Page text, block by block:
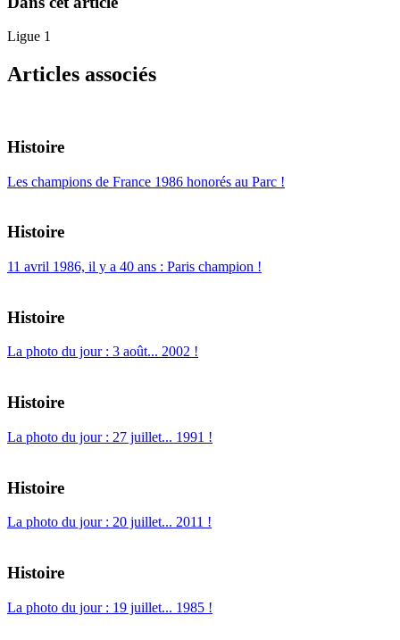
Ligue 1
Articles associés
Histoire
Les champions de France 1986 honorés au Parc !
Histoire
11 avril 1986, il y a 40 ans : Paris champion !
Histoire
La photo du jour : 3 août... 2002 !
Histoire
La photo du jour : 27 juillet... 1991 !
Histoire
La photo du jour : 20 juillet... 2011 !
Histoire
La photo du jour : 19 juillet... 1985 !